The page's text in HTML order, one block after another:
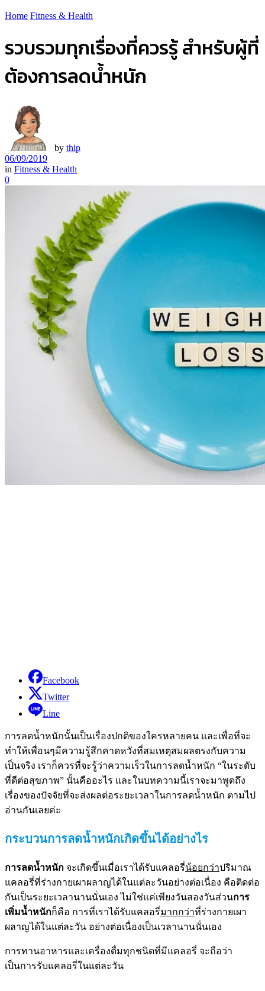
Home Fitness & Health
รวบรวมทุกเรื่องที่ควรรู้ สำหรับผู้ที่
ต้องการลดน้ำหนัก
by thip
06/09/2019
in Fitness & Health
0
Facebook
Twitter
Line
การลดน้ำหนักนั้นเป็นเรื่องปกติของใครหลายคน และเพื่อที่จะ
ทำให้เพื่อนๆมีความรู้สึกคาดหวังที่สมเหตุสมผลตรงกับความ
เป็นจริง เราก็ควรที่จะรู้ว่าความเร็วในการลดน้ำหนัก “ในระดับ
ที่ดีต่อสุขภาพ” นั้นคืออะไร และในบทความนี้เราจะมาพูดถึง
เรื่องของปัจจัยที่จะส่งผลต่อระยะเวลาในการลดน้ำหนัก ตามไป
อ่านกันเลยค่ะ
กระบวนการลดน้ำหนักเกิดขึ้นได้อย่างไร
การลดน้ำหนัก จะเกิดขึ้นเมื่อเราได้รับแคลอรี่น้อยกว่าปริมาณ
แคลอรี่ที่ร่างกายเผาผลาญได้ในแต่ละวันอย่างต่อเนื่อง คือติดต่อ
กันเป็นระยะเวลานานนั่นเอง ไม่ใช่แค่เพียงวันสองวันส่วนการ
เพิ่มน้ำหนักก็คือ การที่เราได้รับแคลอรี่มากกว่าที่ร่างกายเผา
ผลาญได้ในแต่ละวัน อย่างต่อเนื่องเป็นเวลานานนั่นเอง
การทานอาหารและเครื่องดื่มทุกชนิดที่มีแคลอรี่ จะถือว่า
เป็นการรับแคลอรี่ในแต่ละวัน